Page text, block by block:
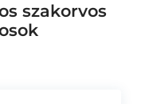
szakorvos